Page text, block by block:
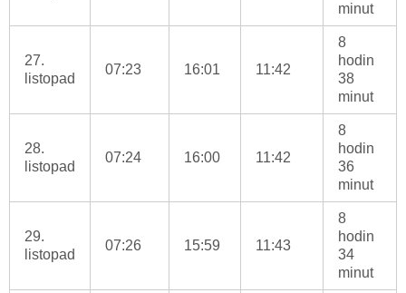
minut
27.
listopad
07:23 16:01 11:42
8
hodin
38
minut
28.
listopad
07:24 16:00 11:42
8
hodin
36
minut
29.
listopad
07:26 15:59 11:43
8
hodin
34
minut